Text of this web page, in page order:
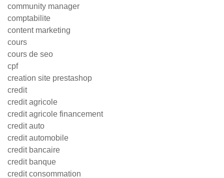
community manager
comptabilite
content marketing
cours
cours de seo
cpf
creation site prestashop
credit
credit agricole
credit agricole financement
credit auto
credit automobile
credit bancaire
credit banque
credit consommation